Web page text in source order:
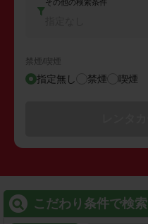
その他の検索条件
禁煙/喫煙
指定無し 禁煙 喫煙
こだわり条件で検索